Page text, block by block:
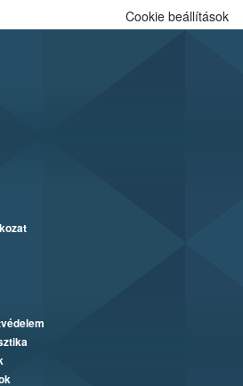
Cookie beállítások